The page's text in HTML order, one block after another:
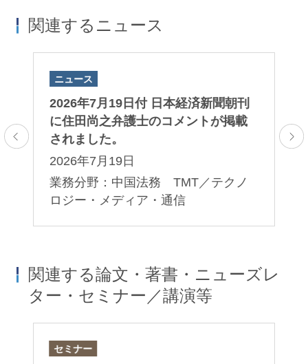
関連するニュース
ニュース
2026年7月19日付 日本経済新聞朝刊
に住田尚之弁護士のコメントが掲載
されました。
2026年7月19日
業務分野：中国法務 TMT／テクノ
ロジー・メディア・通信
田
ま
関連する論文・著書・ニューズレ
ター・セミナー／講演等
セミナー